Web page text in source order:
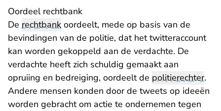
Oordeel rechtbank
De rechtbank oordeelt, mede op basis van de
bevindingen van de politie, dat het twitteraccount
kan worden gekoppeld aan de verdachte. De
verdachte heeft zich schuldig gemaakt aan
opruiing en bedreiging, oordeelt de politierechter.
Andere mensen konden door de tweets op ideeën
worden gebracht om actie te ondernemen tegen